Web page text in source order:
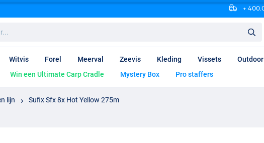
+
Witvis Forel Meerval Zeevis Kleding Vissets Outdoor
Win een Ultimate Carp Cradle Mystery Box Pro staffers
lijn
Sufix Sfx 8x Hot Yellow 275m